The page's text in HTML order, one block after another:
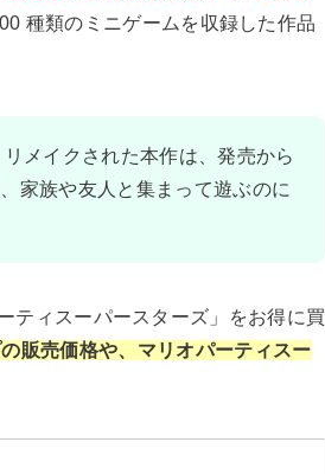
種類のミニゲームを収録した作品
メイクされた本作は、発売から
家族や友人と集まって遊ぶのに
ティスーパースターズ」をお得に買
販売価格や、マリオパーティスー